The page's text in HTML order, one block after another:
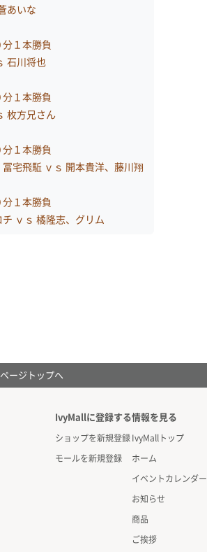
ページトップへ
IvyMallに登録する
ショップを新規登録
モールを新規登録
情報を見る
IvyMallトップ
ホーム
イベントカレンダー
お知らせ
商品
ご挨拶